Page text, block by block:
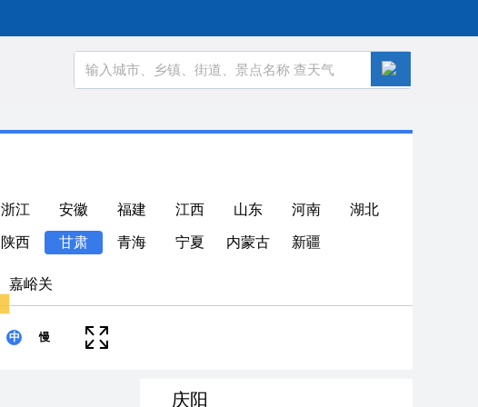
浙江 安徽 福建 江西 山东 河南 湖北
陕西 甘肃 青海 宁夏 内蒙古 新疆
嘉峪关
庆阳